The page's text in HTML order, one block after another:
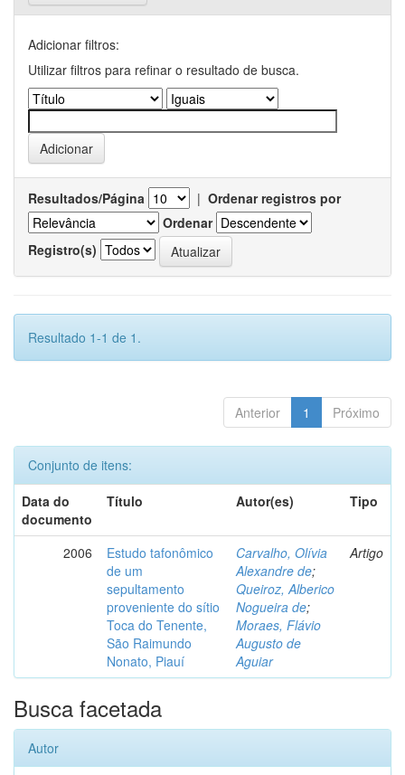
Adicionar filtros:
Utilizar filtros para refinar o resultado de busca.
Resultados/Página | Ordenar registros por
Ordenar
Registro(s)
Resultado 1-1 de 1.
Anterior 1 Próximo
Conjunto de itens:
Data do
documento
Título Autor(es) Tipo
2006
Estudo tafonômico
de um
sepultamento
proveniente do sítio
Toca do Tenente,
São Raimundo
Nonato, Piauí
Carvalho, Olívia
Alexandre de;
Queiroz, Alberico
Nogueira de;
Moraes, Flávio
Augusto de
Aguiar
Artigo
Busca facetada
Autor